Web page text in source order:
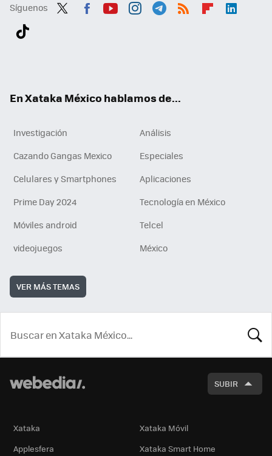
Síguenos
En Xataka México hablamos de...
Investigación
Análisis
Cazando Gangas Mexico
Especiales
Celulares y Smartphones
Aplicaciones
Prime Day 2024
Tecnología en México
Móviles android
Telcel
videojuegos
México
VER MÁS TEMAS
SUBIR
Xataka
Xataka Móvil
Applesfera
Xataka Smart Home